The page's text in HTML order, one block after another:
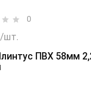
0
/шт.
ПВХ 58мм